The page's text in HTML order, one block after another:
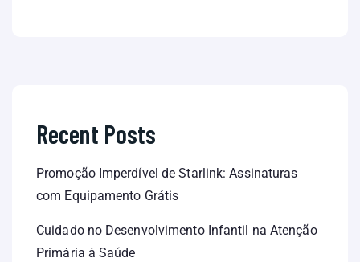
Recent Posts
Promoção Imperdível de Starlink: Assinaturas
com Equipamento Grátis
Cuidado no Desenvolvimento Infantil na Atenção
Primária à Saúde